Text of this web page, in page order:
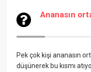
Ananasın
Pek çok kişi ananasın
düşünerek bu kısmı